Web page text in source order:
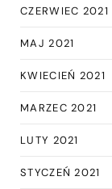
CZERWIEC 2021
MAJ 2021
KWIECIEŃ 2021
MARZEC 2021
LUTY 2021
STYCZEŃ 2021